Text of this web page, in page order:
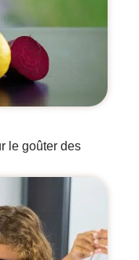
le goûter des